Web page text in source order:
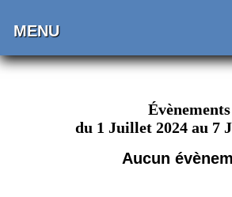
MENU
Évènements
du 1 Juillet 2024 au 7
Aucun